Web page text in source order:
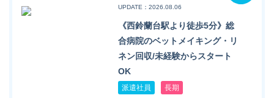
UPDATE：2026.08.06
《西鈴蘭台駅より徒歩5分》総
合病院のベットメイキング・リ
ネン回収/未経験からスタート
OK
派遣社員 長期